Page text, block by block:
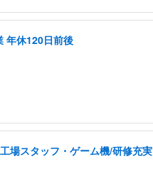
年休120日前後
場スタッフ・ゲーム機/研修充実